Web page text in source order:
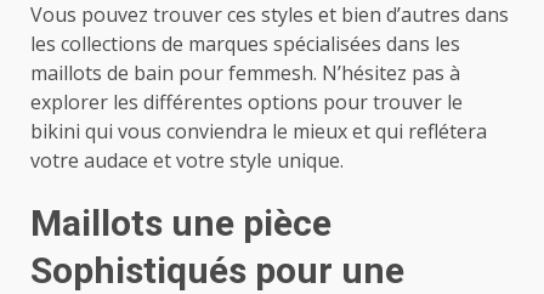
Vous pouvez trouver ces styles et bien d’autres dans
les collections de marques spécialisées dans les
maillots de bain pour femmesh. N’hésitez pas à
explorer les différentes options pour trouver le
bikini qui vous conviendra le mieux et qui reflétera
votre audace et votre style unique.
Maillots une pièce
Sophistiqués pour une